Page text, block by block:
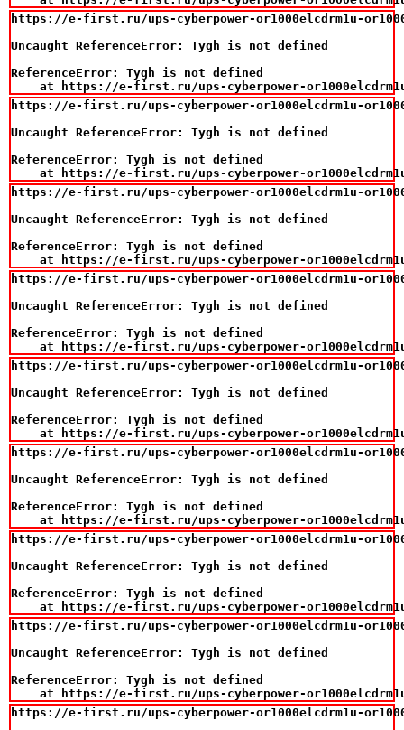
https://e-first.ru/ups-cyberpower-or1000elcdrm1u-
Uncaught ReferenceError: Tygh is not defined
ReferenceError: Tygh is not defined
at https://e-first.ru/ups-cyberpower-
https://e-first.ru/ups-cyberpower-or1000elcdrm1u-
Uncaught ReferenceError: Tygh is not defined
ReferenceError: Tygh is not defined
at https://e-first.ru/ups-cyberpower-
https://e-first.ru/ups-cyberpower-or1000elcdrm1u-
Uncaught ReferenceError: Tygh is not defined
ReferenceError: Tygh is not defined
at https://e-first.ru/ups-cyberpower-
https://e-first.ru/ups-cyberpower-or1000elcdrm1u-
Uncaught ReferenceError: Tygh is not defined
ReferenceError: Tygh is not defined
at https://e-first.ru/ups-cyberpower-
https://e-first.ru/ups-cyberpower-or1000elcdrm1u-
Uncaught ReferenceError: Tygh is not defined
ReferenceError: Tygh is not defined
at https://e-first.ru/ups-cyberpower-
https://e-first.ru/ups-cyberpower-or1000elcdrm1u-
Uncaught ReferenceError: Tygh is not defined
ReferenceError: Tygh is not defined
at https://e-first.ru/ups-cyberpower-
https://e-first.ru/ups-cyberpower-or1000elcdrm1u-
Uncaught ReferenceError: Tygh is not defined
ReferenceError: Tygh is not defined
at https://e-first.ru/ups-cyberpower-
https://e-first.ru/ups-cyberpower-or1000elcdrm1u-
Uncaught ReferenceError: Tygh is not defined
ReferenceError: Tygh is not defined
at https://e-first.ru/ups-cyberpower-
https://e-first.ru/ups-cyberpower-or1000elcdrm1u-